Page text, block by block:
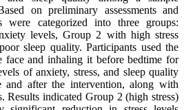
on preliminary assessments and
were categorized into three groups:
levels, Group 2 with high stress
sleep quality. Participants used the
face and inhaling it before bedtime for
of anxiety, stress, and sleep quality
and after the intervention, along with
Results indicated Group 2 (high stress)